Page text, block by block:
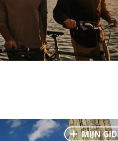
MIJN